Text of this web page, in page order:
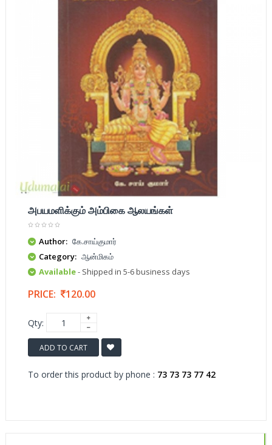
அபயமளிக்கும் அம்பிகை ஆலயங்கள்
Author: கே.சாய்குமார்
Category: ஆன்மிகம்
Available- Shipped in 5-6 business days
PRICE: 120.00
Qty:
ADD TO CART
To order this product by phone : 73 73 73 77 42